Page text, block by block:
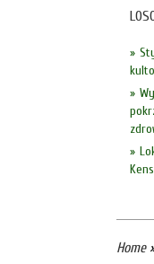
Home